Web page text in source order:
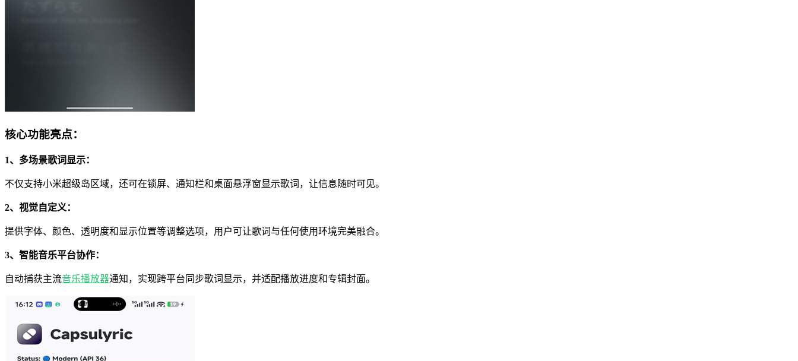
核心功能亮点：
1、多场景歌词显示：
不仅支持小米超级岛区域，还可在锁屏、通知栏和桌面悬浮窗显示歌词，让信息随时可见。
2、视觉自定义：
提供字体、颜色、透明度和显示位置等调整选项，用户可让歌词与任何使用环境完美融合。
3、智能音乐平台协作：
自动捕获主流音乐播放器通知，实现跨平台同步歌词显示，并适配播放进度和专辑封面。